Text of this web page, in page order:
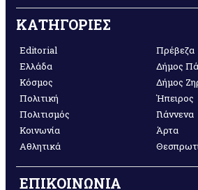
ΚΑΤΗΓΟΡΙΕΣ
Editorial
Ελλάδα
Κόσμος
Πολιτική
Πολιτισμός
Κοινωνία
Αθλητικά
Πρέβεζα
Δήμος
Δήμος
Ήπειρος
Γιάννενα
Άρτα
ΕΠΙΚΟΙΝΩΝΙΑ